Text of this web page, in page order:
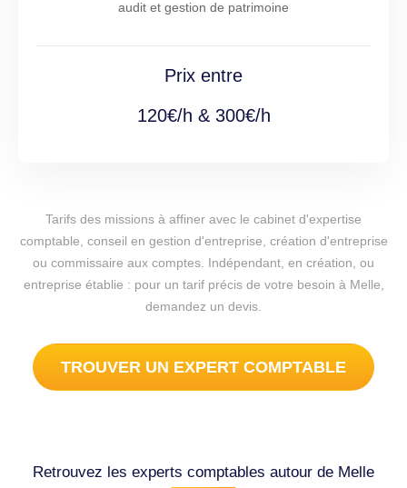
audit et gestion de patrimoine
Prix entre
120€/h & 300€/h
Tarifs des missions à affiner avec le cabinet d'expertise
comptable, conseil en gestion d'entreprise, création d'entreprise
ou commissaire aux comptes. Indépendant, en création, ou
entreprise établie : pour un tarif précis de votre besoin à Melle,
demandez un devis.
TROUVER UN EXPERT COMPTABLE
Retrouvez les experts comptables autour de Melle